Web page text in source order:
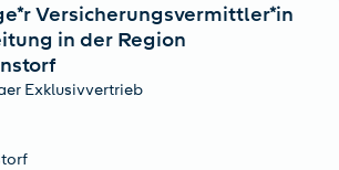
Versicherungsvermittler*in
in der Region
Exklusivvertrieb